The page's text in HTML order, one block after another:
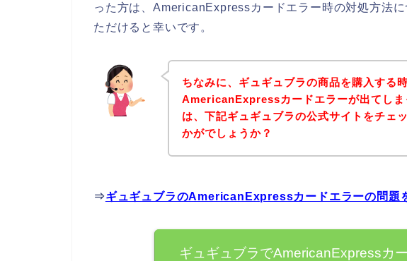
った方は、AmericanExpressカードエラー時の対処方法
ただけると幸いです。
ちなみに、ギュギュブラの商品を購入する
AmericanExpressカードエラーが出てしま
は、下記ギュギュブラの公式サイトをチェ
かがでしょうか？
⇒ギュギュブラのAmericanExpressカードエラーの問題
ギュギュブラでAmericanExpressカ